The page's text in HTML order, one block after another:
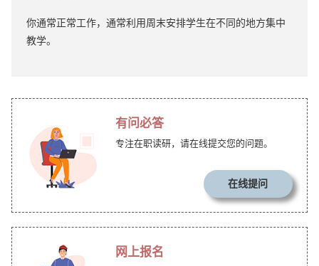
你通常正常工作，通常利用周末安排学生在不同的地方集中
教学。
有问必答
专注在职读研，请在线提交您的问题。
在线提问
网上报名